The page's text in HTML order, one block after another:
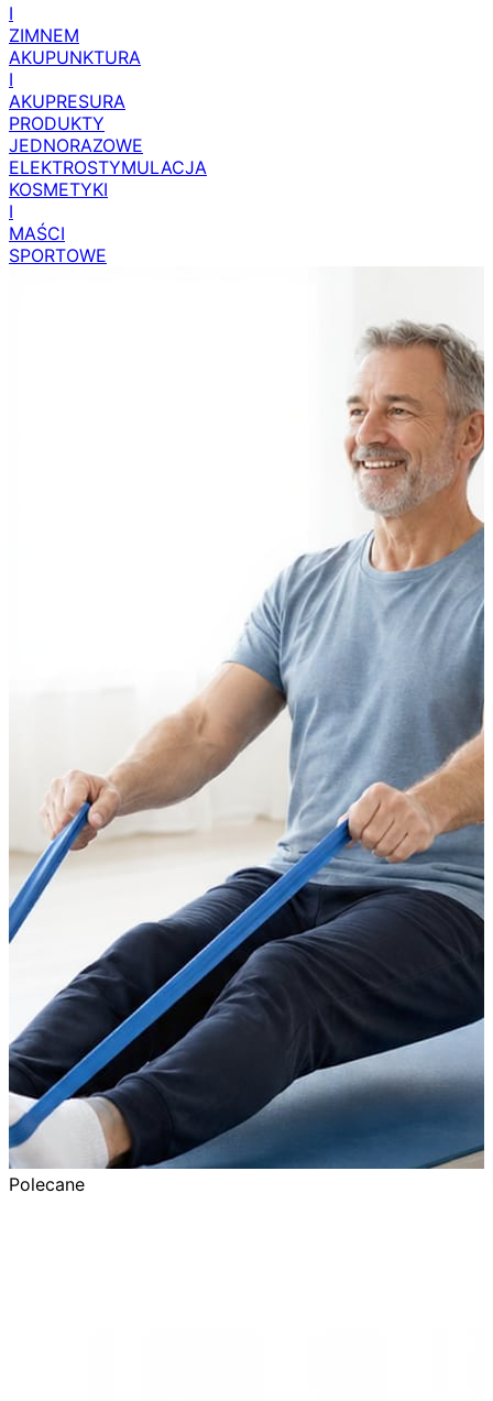
I
ZIMNEM
AKUPUNKTURA
I
AKUPRESURA
PRODUKTY
JEDNORAZOWE
ELEKTROSTYMULACJA
KOSMETYKI
I
MAŚCI
SPORTOWE
Polecane